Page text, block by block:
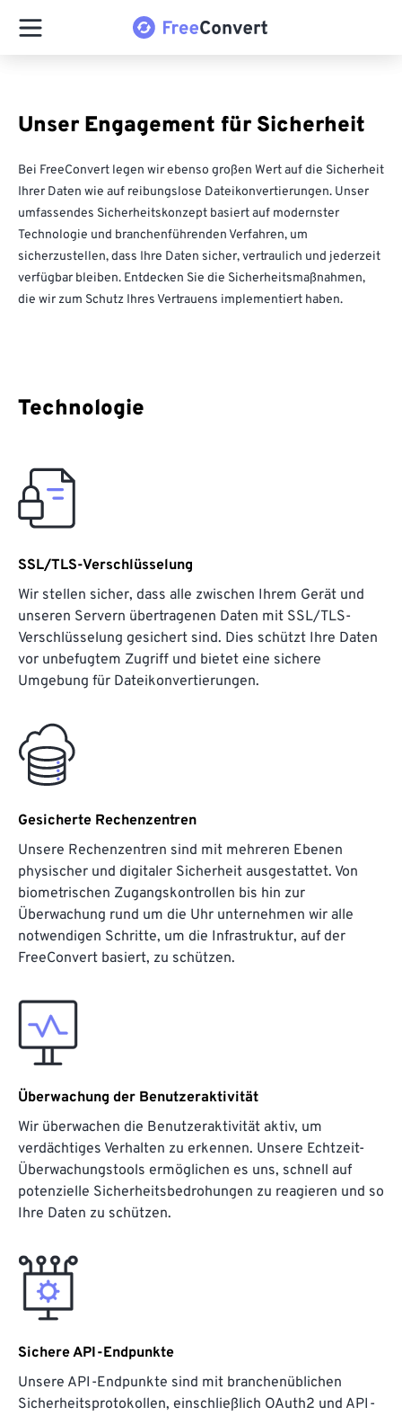
Unser Engagement für Sicherheit
Bei FreeConvert legen wir ebenso großen Wert auf die Sicherheit
Ihrer Daten wie auf reibungslose Dateikonvertierungen. Unser
umfassendes Sicherheitskonzept basiert auf modernster
Technologie und branchenführenden Verfahren, um
sicherzustellen, dass Ihre Daten sicher, vertraulich und jederzeit
verfügbar bleiben. Entdecken Sie die Sicherheitsmaßnahmen,
die wir zum Schutz Ihres Vertrauens implementiert haben.
Technologie
SSL/TLS-Verschlüsselung
Wir stellen sicher, dass alle zwischen Ihrem Gerät und
unseren Servern übertragenen Daten mit SSL/TLS-
Verschlüsselung gesichert sind. Dies schützt Ihre Daten
vor unbefugtem Zugriff und bietet eine sichere
Umgebung für Dateikonvertierungen.
Gesicherte Rechenzentren
Unsere Rechenzentren sind mit mehreren Ebenen
physischer und digitaler Sicherheit ausgestattet. Von
biometrischen Zugangskontrollen bis hin zur
Überwachung rund um die Uhr unternehmen wir alle
notwendigen Schritte, um die Infrastruktur, auf der
FreeConvert basiert, zu schützen.
Überwachung der Benutzeraktivität
Wir überwachen die Benutzeraktivität aktiv, um
verdächtiges Verhalten zu erkennen. Unsere Echtzeit-
Überwachungstools ermöglichen es uns, schnell auf
potenzielle Sicherheitsbedrohungen zu reagieren und so
Ihre Daten zu schützen.
Sichere API-Endpunkte
Unsere API-Endpunkte sind mit branchenüblichen
Sicherheitsprotokollen, einschließlich OAuth2 und API-